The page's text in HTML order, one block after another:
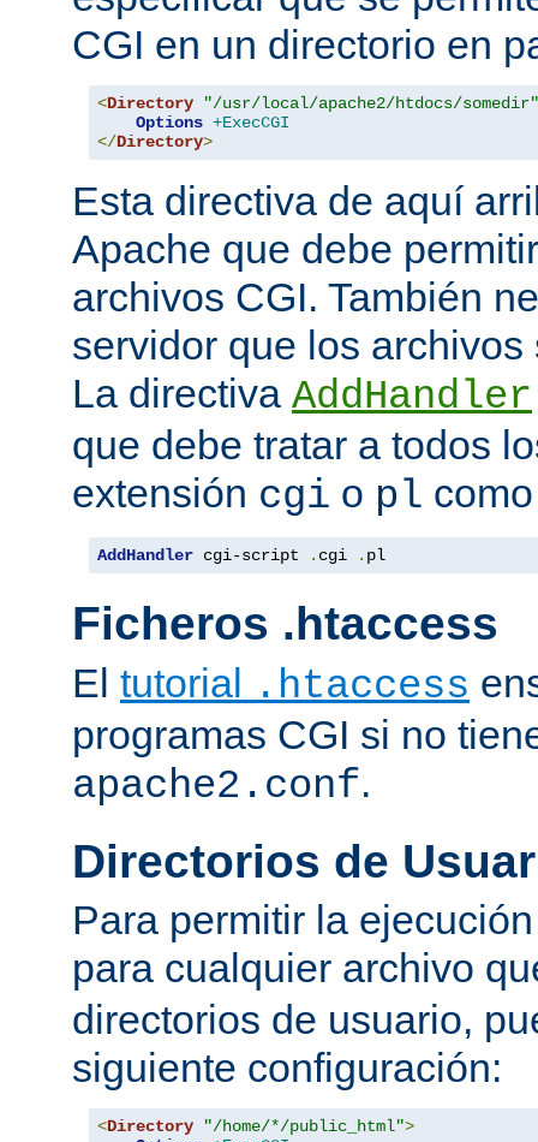
CGI en un directorio en
<Directory
"/usr/local/apache2/htdocs/somedir"
Options +ExecCGI
</Directory>
Esta directiva de aquí
Apache que debe
archivos CGI. También
servidor que los
La directiva AddHandler
que debe tratar a todos
extensión cgi o pl
AddHandler cgi-script . cgi . pl
Ficheros .htaccess
El tutorial .htaccess
programas CGI si no
apache2.conf.
Directorios de
Para permitir la
para cualquier archivo
directorios de usuario,
siguiente configuración:
<Directory "/home/*/public_html">